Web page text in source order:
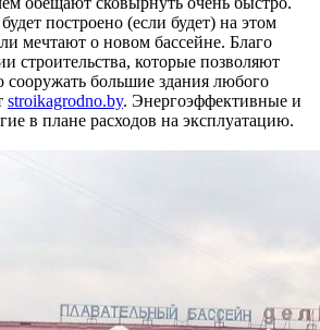
построено (если будет) на этом
мечтают о новом бассейне. Благо
строительства, которые позволяют
сооружать большие здания любого
stroikagrodno.by. Энергоэффективные и
в плане расходов на эксплуатацию.